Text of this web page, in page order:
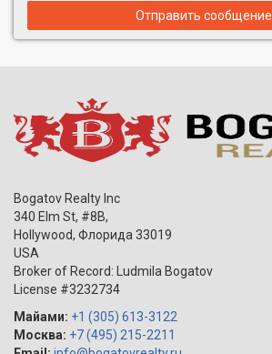
Отправить сообщение
Bogatov Realty Inc
340 Elm St, #8B,
Hollywood, Флорида 33019
USA
Broker of Record: Ludmila Bogatov
License #3232734
Майами: +1 (305) 613-3122
Москва: +7 (495) 215-2211